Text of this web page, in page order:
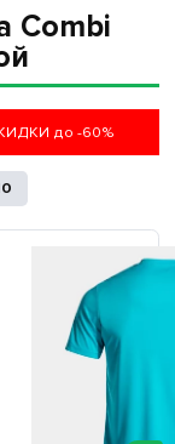
Combi
до -60%